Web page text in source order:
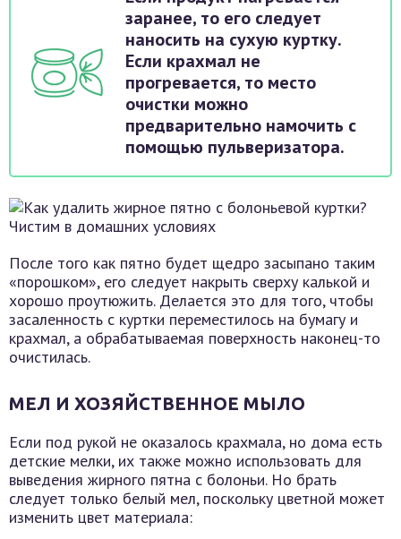
заранее, то его следует
наносить на сухую куртку.
Если крахмал не
прогревается, то место
очистки можно
предварительно намочить с
помощью пульверизатора.
После того как пятно будет щедро засыпано таким
«порошком», его следует накрыть сверху калькой и
хорошо проутюжить. Делается это для того, чтобы
засаленность с куртки переместилось на бумагу и
крахмал, а обрабатываемая поверхность наконец-то
очистилась.
МЕЛ И ХОЗЯЙСТВЕННОЕ МЫЛО
Если под рукой не оказалось крахмала, но дома есть
детские мелки, их также можно использовать для
выведения жирного пятна с болоньи. Но брать
следует только белый мел, поскольку цветной может
изменить цвет материала: